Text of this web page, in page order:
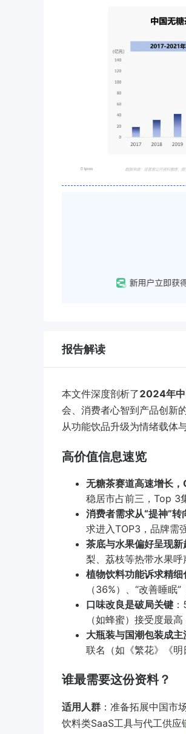
报告解读
本文件深度剖析了2024年中
会、消费者心智到产品创新
从功能饮品升级为情绪载体
高价值信息速览
无糖茶赛道高速增长
稳居市占前三，Top 3
消费者需求从“提神”转
求进入TOP3，品牌需
茶底与水果偏好呈现新
梨、荔枝等热带水果呼
植物饮料功能诉求精细
（36%）、“改善睡眠
口味改良是破局关键
（如蜂蜜）接受度最
大瓶装与国潮包装成主
联名（如《繁花》《明
谁最需要这份资料？
适用人群 ：准备拓展中国市
饮料类SaaS工具与代工供应